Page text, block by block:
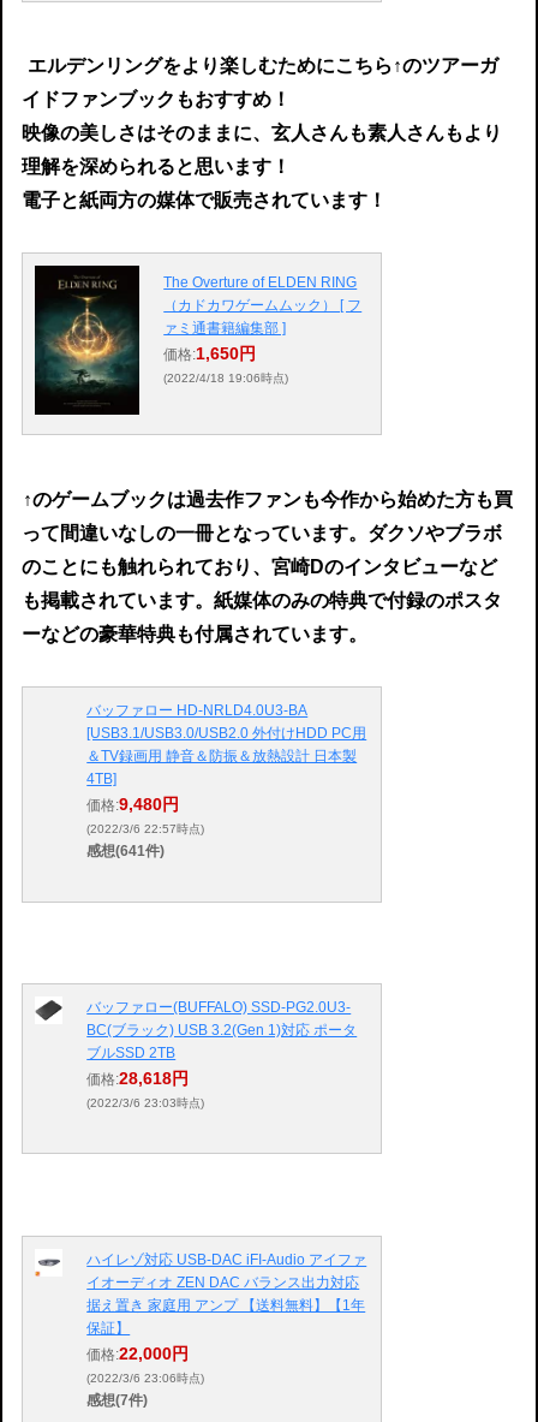
エルデンリングをより楽しむためにこちら↑のツアーガ
イドファンブックもおすすめ！
映像の美しさはそのままに、玄人さんも素人さんもより
理解を深められると思います！
電子と紙両方の媒体で販売されています！
The Overture of ELDEN RING
（カドカワゲームムック） [ フ
ァミ通書籍編集部 ]
価格:1,650円
(2022/4/18 19:06時点)
↑のゲームブックは過去作ファンも今作から始めた方も買
って間違いなしの一冊となっています。ダクソやブラボ
のことにも触れられており、宮崎Dのインタビューなど
も掲載されています。紙媒体のみの特典で付録のポスタ
ーなどの豪華特典も付属されています。
バッファロー HD-NRLD4.0U3-BA
[USB3.1/USB3.0/USB2.0 外付けHDD PC用
＆TV録画用 静音＆防振＆放熱設計 日本製
4TB]
価格:9,480円
(2022/3/6 22:57時点)
感想(641件)
バッファロー(BUFFALO) SSD-PG2.0U3-
BC(ブラック) USB 3.2(Gen 1)対応 ポータ
ブルSSD 2TB
価格:28,618円
(2022/3/6 23:03時点)
ハイレゾ対応 USB-DAC iFI-Audio アイファ
イオーディオ ZEN DAC バランス出力対応
据え置き 家庭用 アンプ 【送料無料】【1年
保証】
価格:22,000円
(2022/3/6 23:06時点)
感想(7件)